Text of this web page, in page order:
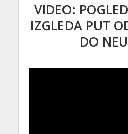
VIDEO:
IZGLEDA PUT
DO